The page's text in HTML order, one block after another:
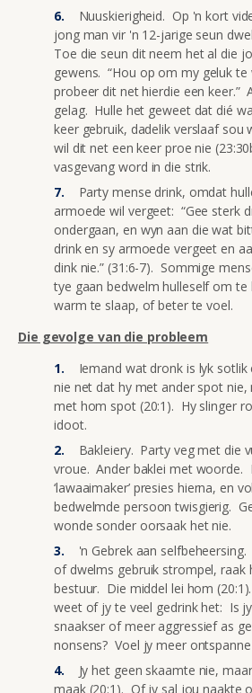
Nuuskierigheid. Op 'n kort
jong man vir 'n 12-jarige seun
Toe die seun dit neem het al die
gewens. “Hou op om my geluk te
probeer dit net hierdie een keer.”
gelag. Hulle het geweet dat dié
keer gebruik, dadelik verslaaf sou
wil dit net een keer proe nie
vasgevang word in die strik.
Party mense drink, omdat
armoede wil vergeet: “Gee sterk
ondergaan, en wyn aan die wat
drink en sy armoede vergeet en
dink nie.” (31:6-7). Sommige
tye gaan bedwelm hulleself om te
warm te slaap, of beter te voel.
Die gevolge van die probleem
Iemand wat dronk is lyk
nie net dat hy met ander spot nie,
met hom spot (20:1). Hy slinger
idoot.
Bakleiery. Party veg met die
vroue. Ander baklei met woorde.
‘lawaaimaker’ presies hierna, en
bedwelmde persoon twisgierig.
wonde sonder oorsaak het nie.
'n Gebrek aan
of dwelms gebruik strompel,
bestuur. Die middel lei hom
weet of jy te veel gedrink het: Is
snaakser of meer aggressief as
nonsens? Voel jy meer
Jy het geen skaamte nie,
maak (20:1). Of jy sal jou naakte